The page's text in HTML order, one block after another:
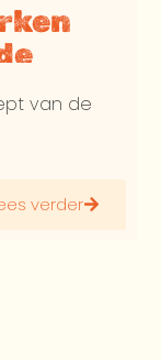
van de
verder